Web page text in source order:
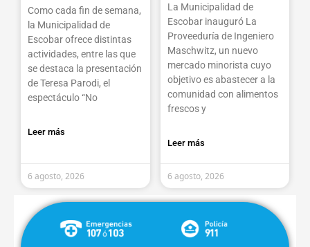
Como cada fin de semana,
la Municipalidad de
Escobar ofrece distintas
actividades, entre las que
se destaca la presentación
de Teresa Parodi, el
espectáculo “No
Leer más
6 agosto, 2026
La Municipalidad de
Escobar inauguró La
Proveeduría de Ingeniero
Maschwitz, un nuevo
mercado minorista cuyo
objetivo es abastecer a la
comunidad con alimentos
frescos y
Leer más
6 agosto, 2026